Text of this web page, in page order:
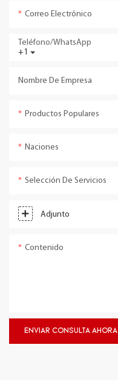
Correo Electrónico
+1
Teléfono/WhatsApp
Nombre De Empresa
Productos Populares
Naciones
Selección De Servicios
Adjunto
Contenido
ENVIAR CONSULTA AHORA